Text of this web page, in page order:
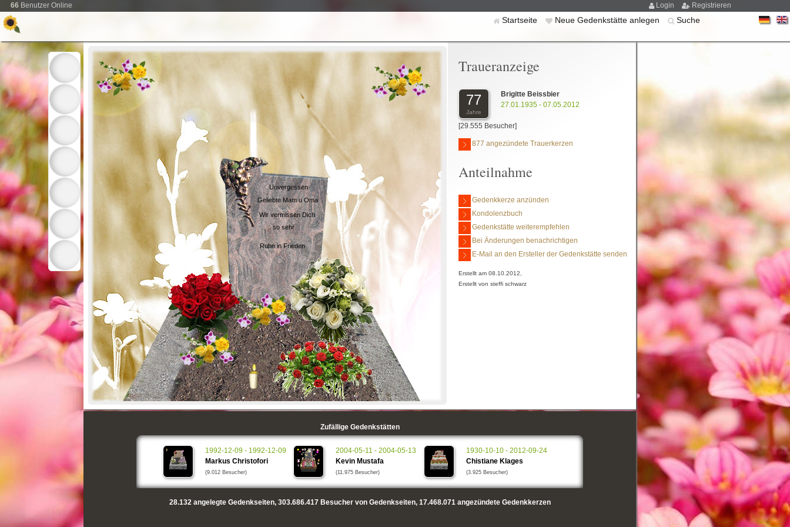
66 Benutzer Online Login Registrieren
Startseite Neue Gedenkstätte anlegen Suche
Geliebte Mam u Oma
Unvergessen
Wir vermissen Dich
so sehr
Ruhe in Frieden
Traueranzeige
77
Jahre
Brigitte Beissbier
27.01.1935 - 07.05.2012
[29.555 Besucher]
877 angezündete Trauerkerzen
Anteilnahme
Gedenkkerze anzünden
Kondolenzbuch
Gedenkstätte weiterempfehlen
Bei Änderungen benachrichtigen
E-Mail an den Ersteller der Gedenkstätte senden
Erstellt am 08.10.2012,
Erstellt von steffi schwarz
Zufällige Gedenkstätten
1992-12-09 - 1992-12-09
Markus Christofori
(9.012 Besucher)
2004-05-11 - 2004-05-13
Kevin Mustafa
(11.975 Besucher)
1930-10-10 - 2012-09-24
Chistiane Klages
(3.925 Besucher)
28.132angelegte Gedenkseiten, 303.686.417Besucher von Gedenkseiten, 17.468.071angezündete Gedenkkerzen